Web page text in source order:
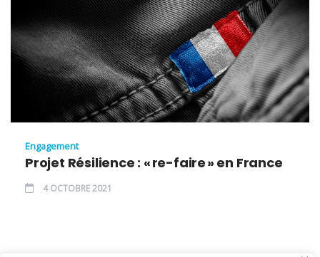
Engagement
Projet Résilience : « re-faire » en France
4 OCTOBRE 2021